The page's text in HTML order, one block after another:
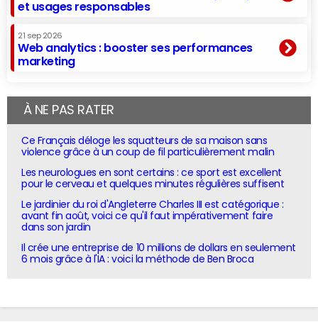
et usages responsables
21 sep 2026
Web analytics : booster ses performances
marketing
À NE PAS RATER
Ce Français déloge les squatteurs de sa maison sans
violence grâce à un coup de fil particulièrement malin
Les neurologues en sont certains : ce sport est excellent
pour le cerveau et quelques minutes régulières suffisent
Le jardinier du roi d'Angleterre Charles III est catégorique :
avant fin août, voici ce qu'il faut impérativement faire
dans son jardin
Il crée une entreprise de 10 millions de dollars en seulement
6 mois grâce à l'IA : voici la méthode de Ben Broca